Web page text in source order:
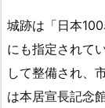
城跡は「日本
にも指定されて
して整備され、
は本居宣長記念